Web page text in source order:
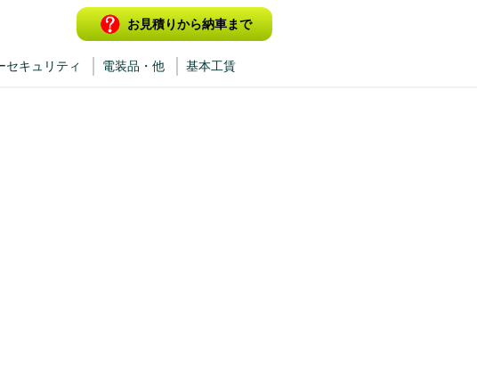
お見積りから納車まで
セキュリティ 電装品・他 基本工賃